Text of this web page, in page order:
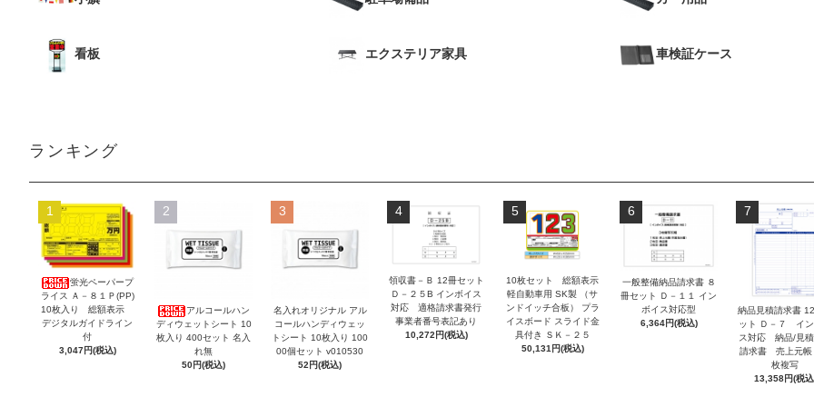
看板 エクステリア家具 車検証ケース
ランキング
1
蛍光ペーパープ
ライス Ａ－８１Ｐ(PP)
10枚入り 総額表示
デジタルガイドライン
付
3,047円(税込)
2
アルコールハン
ディウェットシート 10
枚入り 400セット 名入
れ無
50円(税込)
3
名入れオリジナル アル
コールハンディウェッ
トシート 10枚入り 100
00個セット v010530
52円(税込)
4
領収書－Ｂ 12冊セット
Ｄ－２５B インボイス
対応 適格請求書発行
事業者番号表記あり
10,272円(税込)
5
10枚セット 総額表示
軽自動車用 SK製 （サ
ンドイッチ合板） プラ
イスボード スライド金
具付き ＳＫ－２５
50,131円(税込)
6
一般整備納品請求書 ８
冊セット Ｄ－１１ イン
ボイス対応型
6,364円(税込)
7
納品見積請求書
ット Ｄ－７ イン
ス対応 納品/見
請求書 売上元
枚複写
13,358円(税